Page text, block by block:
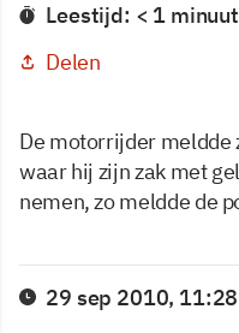
Leestijd: < 1 minuut
Delen
De motorrijder meldde
waar hij zijn zak met
nemen, zo meldde de
29 sep 2010, 11:28